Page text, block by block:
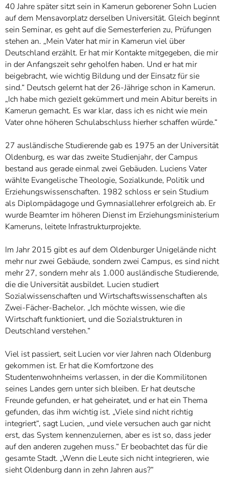
40 Jahre später sitzt sein in Kamerun geborener Sohn Lucien
auf dem Mensavorplatz derselben Universität. Gleich beginnt
sein Seminar, es geht auf die Semesterferien zu, Prüfungen
stehen an. „Mein Vater hat mir in Kamerun viel über
Deutschland erzählt. Er hat mir Kontakte mitgegeben, die mir
in der Anfangszeit sehr geholfen haben. Und er hat mir
beigebracht, wie wichtig Bildung und der Einsatz für sie
sind.“ Deutsch gelernt hat der 26-Jährige schon in Kamerun.
„Ich habe mich gezielt gekümmert und mein Abitur bereits in
Kamerun gemacht. Es war klar, dass ich es nicht wie mein
Vater ohne höheren Schulabschluss hierher schaffen würde.“
27 ausländische Studierende gab es 1975 an der Universität
Oldenburg, es war das zweite Studienjahr, der Campus
bestand aus gerade einmal zwei Gebäuden. Luciens Vater
wählte Evangelische Theologie, Sozialkunde, Politik und
Erziehungswissenschaften. 1982 schloss er sein Studium
als Diplompädagoge und Gymnasiallehrer erfolgreich ab. Er
wurde Beamter im höheren Dienst im Erziehungsministerium
Kameruns, leitete Infrastrukturprojekte.
Im Jahr 2015 gibt es auf dem Oldenburger Unigelände nicht
mehr nur zwei Gebäude, sondern zwei Campus, es sind nicht
mehr 27, sondern mehr als 1.000 ausländische Studierende,
die die Universität ausbildet. Lucien studiert
Sozialwissenschaften und Wirtschaftswissenschaften als
Zwei-Fächer-Bachelor. „Ich möchte wissen, wie die
Wirtschaft funktioniert, und die Sozialstrukturen in
Deutschland verstehen.“
Viel ist passiert, seit Lucien vor vier Jahren nach Oldenburg
gekommen ist. Er hat die Komfortzone des
Studentenwohnheims verlassen, in der die Kommilitonen
seines Landes gern unter sich bleiben. Er hat deutsche
Freunde gefunden, er hat geheiratet, und er hat ein Thema
gefunden, das ihm wichtig ist. „Viele sind nicht richtig
integriert“, sagt Lucien, „und viele versuchen auch gar nicht
erst, das System kennenzulernen, aber es ist so, dass jeder
auf den anderen zugehen muss.“ Er beobachtet das für die
gesamte Stadt. „Wenn die Leute sich nicht integrieren, wie
sieht Oldenburg dann in zehn Jahren aus?“